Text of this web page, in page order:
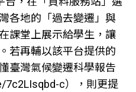
各地的「過去變遷」與
課堂上展示給學生，讓
若再輔以該平台提供的
臺灣氣候變遷科學報告
7c2LIsqbd-c），則更提